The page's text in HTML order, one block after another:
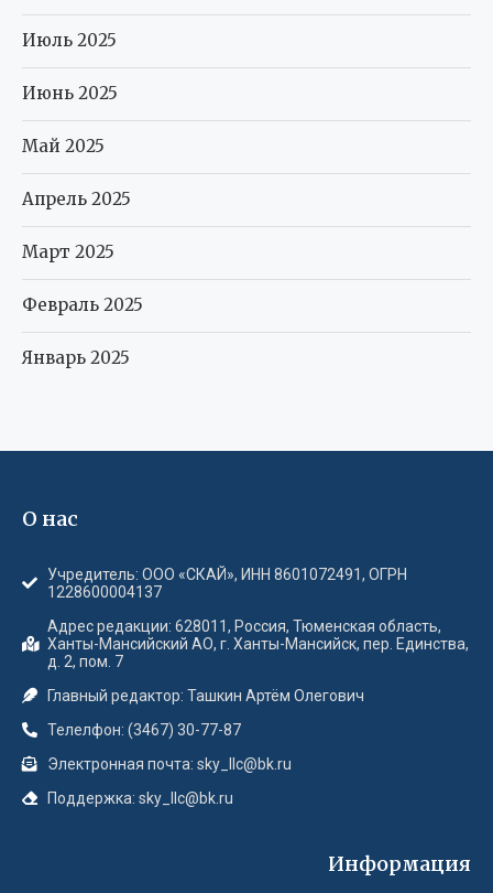
Июль 2025
Июнь 2025
Май 2025
Апрель 2025
Март 2025
Февраль 2025
Январь 2025
О нас
Учредитель: ООО «СКАЙ», ИНН 8601072491, ОГРН
1228600004137
Адрес редакции: 628011, Россия, Тюменская область,
Ханты-Мансийский АО, г. Ханты-Мансийск, пер. Единства,
д. 2, пом. 7
Главный редактор: Ташкин Артём Олегович
Телелфон: (3467) 30-77-87
Электронная почта: sky_llc@bk.ru
Поддержка: sky_llc@bk.ru
Информация